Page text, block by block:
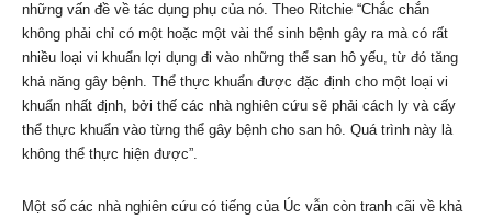
những vấn đề về tác dụng phụ của nó. Theo Ritchie “Chắc chắn
không phải chỉ có một hoặc một vài thể sinh bệnh gây ra mà có rất
nhiều loại vi khuẩn lợi dụng đi vào những thể san hô yếu, từ đó tăng
khả năng gây bệnh. Thể thực khuẩn được đặc định cho một loại vi
khuẩn nhất định, bởi thế các nhà nghiên cứu sẽ phải cách ly và cấy
thể thực khuẩn vào từng thể gây bệnh cho san hô. Quá trình này là
không thể thực hiện được”.
Một số các nhà nghiên cứu có tiếng của Úc vẫn còn tranh cãi về khả